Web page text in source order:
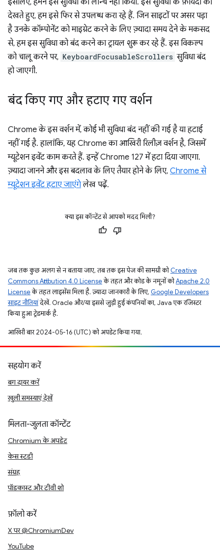
इसलिए, हमने इस सुविधा को लॉन्च नहीं किया. इस सुविधा के फ़ायदों को
देखते हुए, हम इसे फिर से उपलब्ध करा रहे हैं. जिन साइटों पर असर पड़ा
है उनके कॉम्पोनेंट को माइग्रेट करने के लिए ज़्यादा समय देने के मकसद
से, हम इस सुविधा को बंद करने का ट्रायल शुरू कर रहे हैं. इस विकल्प
को चालू करने पर, KeyboardFocusableScrollers सुविधा बंद
हो जाएगी.
बंद किए गए और हटाए गए वर्शन
Chrome के इस वर्शन में, कोई भी सुविधा बंद नहीं की गई है या हटाई
नहीं गई है. हालांकि, यह Chrome का आखिरी रिलीज़ वर्शन है, जिसमें
म्यूटेशन इवेंट काम करते हैं. इन्हें Chrome 127 में हटा दिया जाएगा.
ज़्यादा जानने और इस बदलाव के लिए तैयार होने के लिए, Chrome से
म्यूटेशन इवेंट हटाए जाएंगेलेख पढ़ें.
क्या इस कॉन्टेंट से आपको मदद मिली?
जब तक कुछ अलग से न बताया जाए, तब तक इस पेज की सामग्री कोCreative
Commons Attribution 4.0 Licenseके तहत और कोड के नमूनों कोApache 2.0
Licenseके तहत लाइसेंस मिला है. ज़्यादा जानकारी के लिए, Google Developers
साइट नीतियांदेखें. Oracle और/या इससे जुड़ी हुई कंपनियों का, Java एक रजिस्टर
किया हुआ ट्रेडमार्क है.
आखिरी बार 2024-05-16 (UTC) को अपडेट किया गया.
सहयोग करें
बग दायर करें
खुली समस्याएं देखें
मिलता-जुलता कॉन्टेंट
Chromium के अपडेट
केस स्टडी
संग्रह
पॉडकास्ट और टीवी शो
फ़ॉलो करें
X पर @ChromiumDev
YouTube